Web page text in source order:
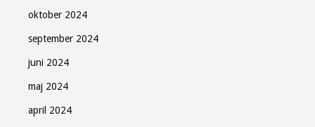
oktober 2024
september 2024
juni 2024
maj 2024
april 2024